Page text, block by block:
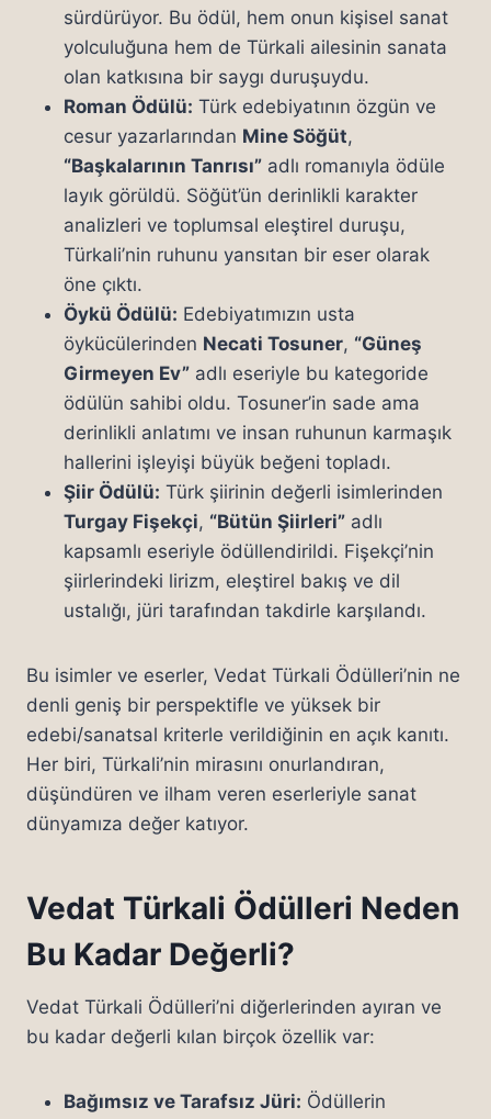
sürdürüyor. Bu ödül, hem onun kişisel sanat
yolculuğuna hem de Türkali ailesinin sanata
olan katkısına bir saygı duruşuydu.
Roman Ödülü: Türk edebiyatının özgün ve
cesur yazarlarından Mine Söğüt,
“Başkalarının Tanrısı” adlı romanıyla ödüle
layık görüldü. Söğüt’ün derinlikli karakter
analizleri ve toplumsal eleştirel duruşu,
Türkali’nin ruhunu yansıtan bir eser olarak
öne çıktı.
Öykü Ödülü: Edebiyatımızın usta
öykücülerinden Necati Tosuner, “Güneş
Girmeyen Ev” adlı eseriyle bu kategoride
ödülün sahibi oldu. Tosuner’in sade ama
derinlikli anlatımı ve insan ruhunun karmaşık
hallerini işleyişi büyük beğeni topladı.
Şiir Ödülü: Türk şiirinin değerli isimlerinden
Turgay Fişekçi, “Bütün Şiirleri” adlı
kapsamlı eseriyle ödüllendirildi. Fişekçi’nin
şiirlerindeki lirizm, eleştirel bakış ve dil
ustalığı, jüri tarafından takdirle karşılandı.
Bu isimler ve eserler, Vedat Türkali Ödülleri’nin ne
denli geniş bir perspektifle ve yüksek bir
edebi/sanatsal kriterle verildiğinin en açık kanıtı.
Her biri, Türkali’nin mirasını onurlandıran,
düşündüren ve ilham veren eserleriyle sanat
dünyamıza değer katıyor.
Vedat Türkali Ödülleri Neden
Bu Kadar Değerli?
Vedat Türkali Ödülleri’ni diğerlerinden ayıran ve
bu kadar değerli kılan birçok özellik var:
Bağımsız ve Tarafsız Jüri: Ödüllerin